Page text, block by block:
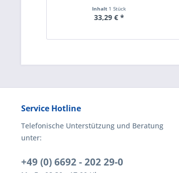
Inhalt 1 Stück
33,29 € *
Service Hotline
Telefonische Unterstützung und Beratung
unter:
+49 (0) 6692 - 202 29-0